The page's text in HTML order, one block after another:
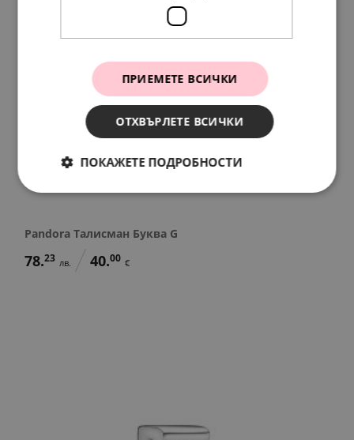
Pandora Талисман Буква G
78.23 лв. 40.00 €
ПРИЕМЕТЕ ВСИЧКИ
ОТХВЪРЛЕТЕ ВСИЧКИ
ПОКАЖЕТЕ ПОДРОБНОСТИ